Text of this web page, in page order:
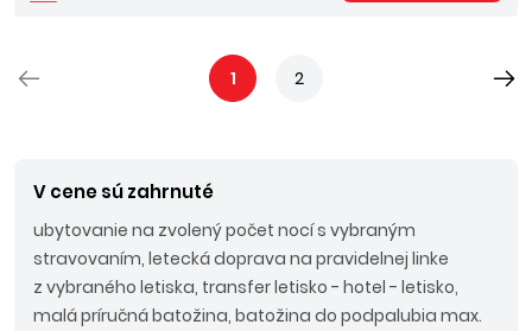
1 2
V cene sú zahrnuté
ubytovanie na zvolený počet nocí s vybraným
stravovaním, letecká doprava na pravidelnej linke
z vybraného letiska, transfer letisko - hotel - letisko,
malá príručná batožina, batožina do podpalubia max.